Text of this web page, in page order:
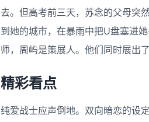
去。但高考前三天，苏念的父母突
到她的城市，在暴雨中把U盘塞进
师，周屿是策展人。他们同时展出
精彩看点
纯爱战士应声倒地。双向暗恋的设